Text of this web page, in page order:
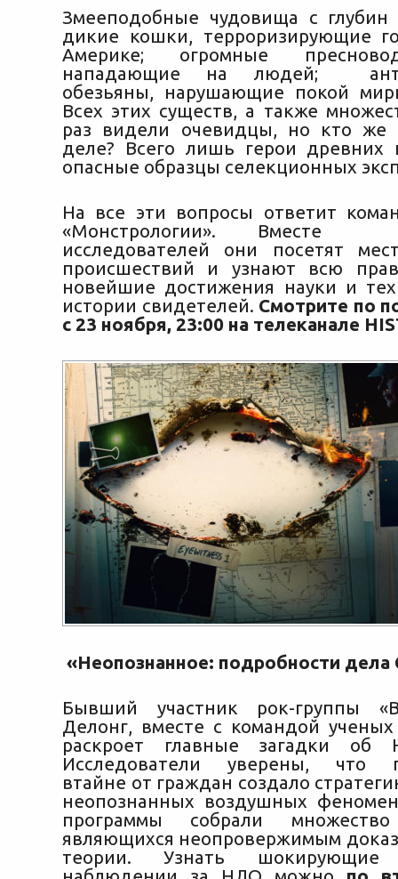
Змееподобные чудовища с глубин
дикие кошки, терроризирующие
Америке; огромные
нападающие на людей;
обезьяны, нарушающие покой
Всех этих существ, а также
раз видели очевидцы, но кто же
деле? Всего лишь герои древних
опасные образцы селекционных
На все эти вопросы ответит
«Монстрологии». Вместе
исследователей они посетят
происшествий и узнают всю
новейшие достижения науки и
истории свидетелей. Смотрите по
с 23 ноября, 23:00 на телеканале
«Неопознанное: подробности
Бывший участник рок-группы
Делонг, вместе с командой
раскроет главные загадки
Исследователи уверены, что
втайне от граждан создало
неопознанных воздушных
программы собрали множество
являющихся неопровержимым
теории. Узнать